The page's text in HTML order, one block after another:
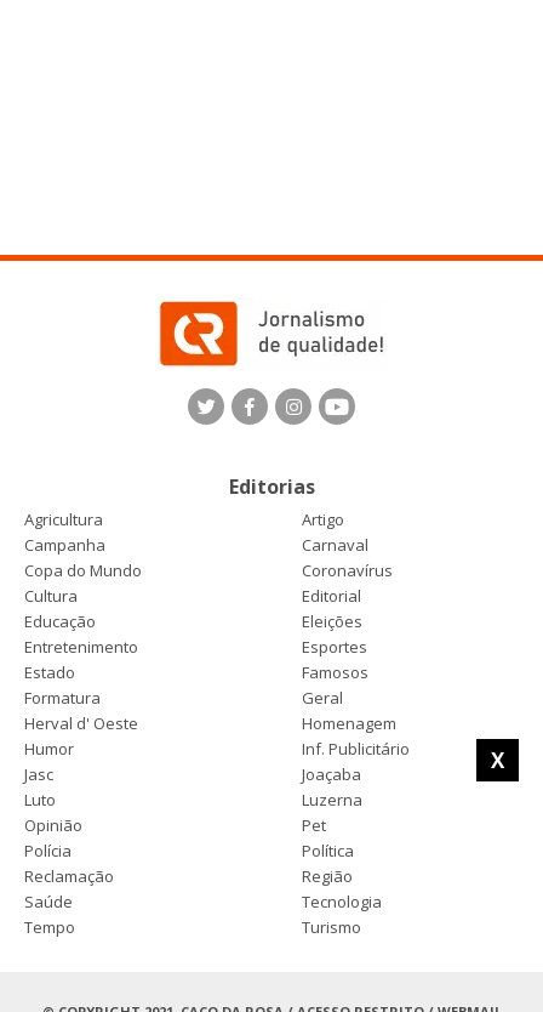
X
Editorias
Agricultura
Artigo
Campanha
Carnaval
Copa do Mundo
Coronavírus
Cultura
Editorial
Educação
Eleições
Entretenimento
Esportes
Estado
Famosos
Formatura
Geral
Herval d' Oeste
Homenagem
Humor
Inf. Publicitário
Jasc
Joaçaba
Luto
Luzerna
Opinião
Pet
Polícia
Política
Reclamação
Região
Saúde
Tecnologia
Tempo
Turismo